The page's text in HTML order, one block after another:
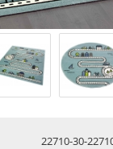
22710-30-